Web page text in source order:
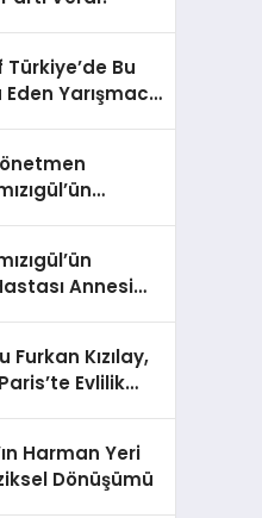
Bu
Yarışmacı
Annesi
Furkan Kızılay,
Evlilik
Harman Yeri
Dönüşümü